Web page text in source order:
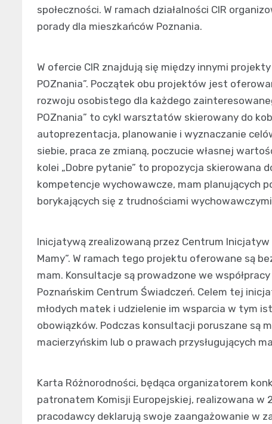
społeczności. W ramach działalności CIR
porady dla mieszkańców Poznania.
W ofercie CIR znajdują się między innymi
POZnania”. Początek obu projektów jest
rozwoju osobistego dla każdego
POZnania” to cykl warsztatów skierowany do
autoprezentacja, planowanie i wyznaczanie
siebie, praca ze zmianą, poczucie własnej
kolei „Dobre pytanie” to propozycja skierowana
kompetencje wychowawcze, mam planujących
borykających się z trudnościami
Inicjatywą zrealizowaną przez Centrum
Mamy”. W ramach tego projektu oferowane są
mam. Konsultacje są prowadzone we
Poznańskim Centrum Świadczeń. Celem tej
młodych matek i udzielenie im wsparcia w tym
obowiązków. Podczas konsultacji poruszane są
macierzyńskim lub o prawach przysługujących
Karta Różnorodności, będąca organizatorem
patronatem Komisji Europejskiej, realizowana w
pracodawcy deklarują swoje zaangażowanie w